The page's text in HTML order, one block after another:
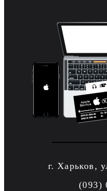
г. Харьков,
(093)